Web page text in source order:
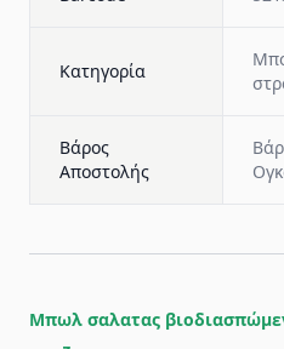
Κατηγορία
Βάρος
Αποστολής
Μπωλ σαλατας